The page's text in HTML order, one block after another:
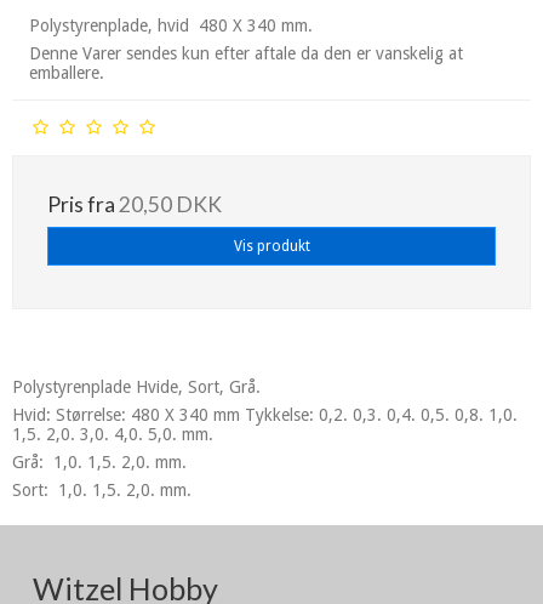
Polystyrenplade, hvid 480 X 340 mm.
Denne Varer sendes kun efter aftale da den er vanskelig at
emballere.
Pris fra 20,50 DKK
Vis produkt
Polystyrenplade Hvide, Sort, Grå.
Hvid: Størrelse: 480 X 340 mm Tykkelse: 0,2. 0,3. 0,4. 0,5. 0,8. 1,0.
1,5. 2,0. 3,0. 4,0. 5,0. mm.
Grå:
1,0. 1,5. 2,0. mm.
Sort: 1,0. 1,5. 2,0. mm.
Witzel Hobby